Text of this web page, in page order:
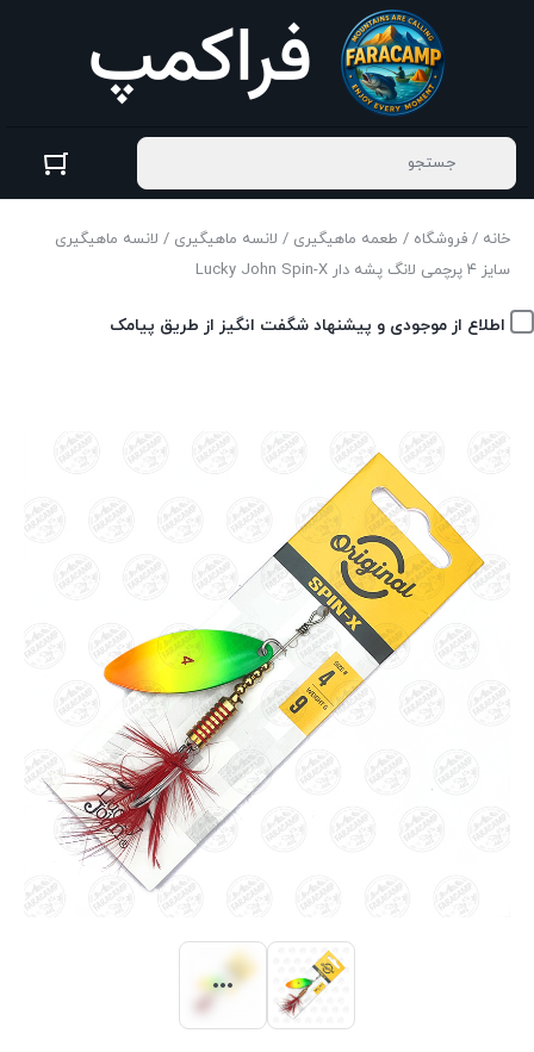
خانه / فروشگاه / طعمه ماهیگیری / لانسه ماهیگیری / لانسه ماهیگیری
سایز ۴ پرچمی لانگ پشه دار Lucky John Spin-X
اطلاع از موجودی و پیشنهاد شگفت انگیز از طریق پیامک